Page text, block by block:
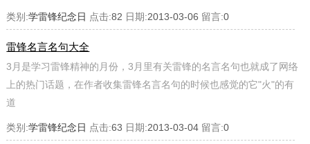
类别:学雷锋纪念日 点击:82 日期:2013-03-06 留言:0
雷锋名言名句大全
3月是学习雷锋精神的月份，3月里有关雷锋的名言名句也就成了网络
上的热门话题，在作者收集雷锋名言名句的时候也感觉的它"火"的有
道
类别:学雷锋纪念日 点击:63 日期:2013-03-04 留言:0